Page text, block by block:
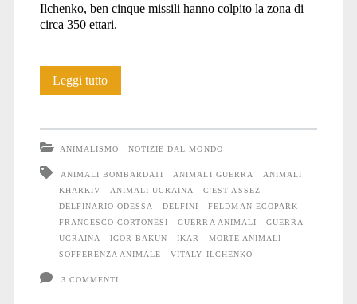
Ilchenko, ben cinque missili hanno colpito la zona di
circa 350 ettari.
Leggi tuttoAnche
la
guerra
#5
ANIMALISMO NOTIZIE DAL MONDO
ANIMALI BOMBARDATI ANIMALI GUERRA
ANIMALI
KHARKIV
ANIMALI UCRAINA
C'EST ASSEZ
DELFINARIO ODESSA
DELFINI
FELDMAN ECOPARK
FRANCESCO CORTONESI
GUERRA ANIMALI
GUERRA
UCRAINA
IGOR BAKUN IKAR
MORTE ANIMALI
SOFFERENZA ANIMALE
VITALY ILCHENKO
3 COMMENTI